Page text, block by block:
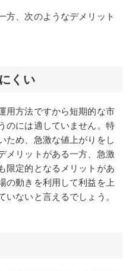
方、次のようなデメリット
くい
用方法ですから短期的な市
のには適していません。特
ため、急激な値上がりをし
メリットがある一方、急激
限定的となるメリットがあ
の動きを利用して利益を上
いないと言えるでしょう。